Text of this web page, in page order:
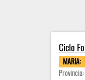
Ciclo
MARIA:
Provincia: